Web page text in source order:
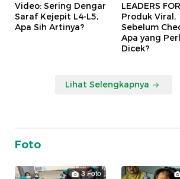
Video: Sering Dengar
Saraf Kejepit L4-L5,
Apa Sih Artinya?
LEADERS
Produk Viral,
Sebelum
Apa yang
Dicek?
Lihat Selengkapnya
Foto
3 Foto